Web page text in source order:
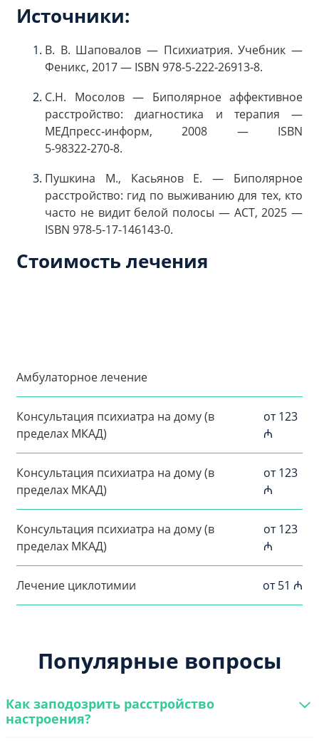
Источники:
В. В. Шаповалов — Психиатрия. Учебник —
Феникс, 2017 — ISBN 978‑5‑222‑26913‑8.
С.Н. Мосолов — Биполярное аффективное
расстройство: диагностика и терапия —
МЕДпресс‑информ, 2008 — ISBN
5‑98322‑270‑8.
Пушкина М., Касьянов Е. — Биполярное
расстройство: гид по выживанию для тех, кто
часто не видит белой полосы — АСТ, 2025 —
ISBN 978-5-17-146143-0.
Стоимость лечения
Амбулаторное лечение
Консультация психиатра на дому (в
пределах МКАД)
от 123
₼
Консультация психиатра на дому (в
пределах МКАД)
от 123
₼
Консультация психиатра на дому (в
пределах МКАД)
от 123
₼
Лечение циклотимии от 51 ₼
Популярные вопросы
Как заподозрить расстройство
настроения?